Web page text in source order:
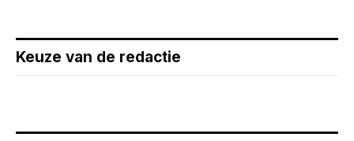
Keuze van de redactie